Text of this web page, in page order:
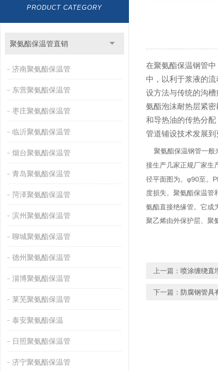
PRODUCT CATEGORY
聚氨酯保温管直销
济南聚氨酯保温管
东营聚氨酯保温管
枣庄聚氨酯保温管
临沂聚氨酯保温管
烟台聚氨酯保温管
青岛聚氨酯保温管
菏泽聚氨酯保温管
滨州聚氨酯保温管
聊城聚氨酯保温管
德州聚氨酯保温管
淄博聚氨酯保温管
莱芜聚氨酯保温管
泰安聚氨酯保温
日照聚氨酯保温管
济宁聚氨酯保温管
在聚氨酯保温钢管
中，以利于浆液的
设方法与传统的沟
氨酯泡沫耐热层紧
和导热油的传热分
管道铺设技术发展
聚氨酯保温钢管一般
接生产几家正规厂家生
径平面图为。 φ90至。
度损失。聚氨酯保温管
氨酯直接绝缘管。它成
聚乙烯由外保护层、聚
上一篇： 喷涂缠绕直
下一篇： 防腐钢管具